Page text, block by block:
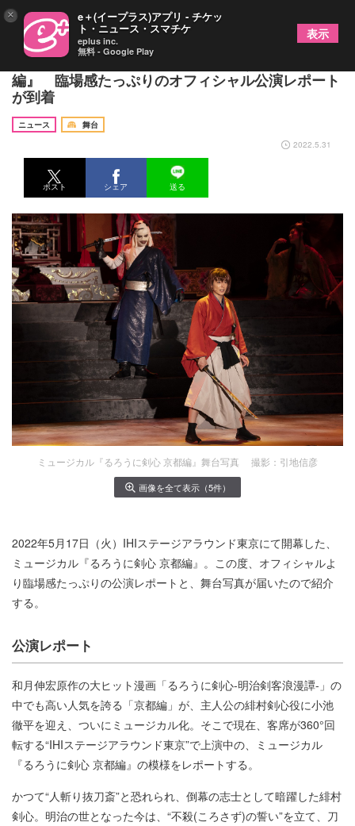
小池徹平主演、ミュージカル『るろうに剣心 京都
編』 臨場感たっぷりのオフィシャル公演レポート
が到着
ニュース
舞台
2022.5.31
ポスト シェア 送る
ミュージカル『るろうに剣心 京都編』舞台写真 撮影：引地信彦
画像を全て表示（5件）
2022年5月17日（火）IHIステージアラウンド東京にて開幕した、
ミュージカル『るろうに剣心 京都編』。この度、オフィシャルよ
り臨場感たっぷりの公演レポートと、舞台写真が届いたので紹介
する。
公演レポート
和月伸宏原作の大ヒット漫画「るろうに剣心-明治剣客浪漫譚-」の
中でも高い人気を誇る「京都編」が、主人公の緋村剣心役に小池
徹平を迎え、ついにミュージカル化。そこで現在、客席が360°回
転する“IHIステージアラウンド東京”で上演中の、ミュージカル
『るろうに剣心 京都編』の模様をレポートする。
かつて“人斬り抜刀斎”と恐れられ、倒幕の志士として暗躍した緋村
剣心。明治の世となった今は、“不殺(ころさず)の誓い”を立て、刀
× e＋(イープラス)アプリ - チケッ
ト・ニュース・スマチケ
eplus inc.
無料 - Google Play
表示